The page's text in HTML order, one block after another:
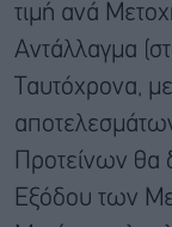
τιμή ανά
Αντάλλαγμα
Ταυτόχρονα,
Προτείνων θα
Εξόδου των